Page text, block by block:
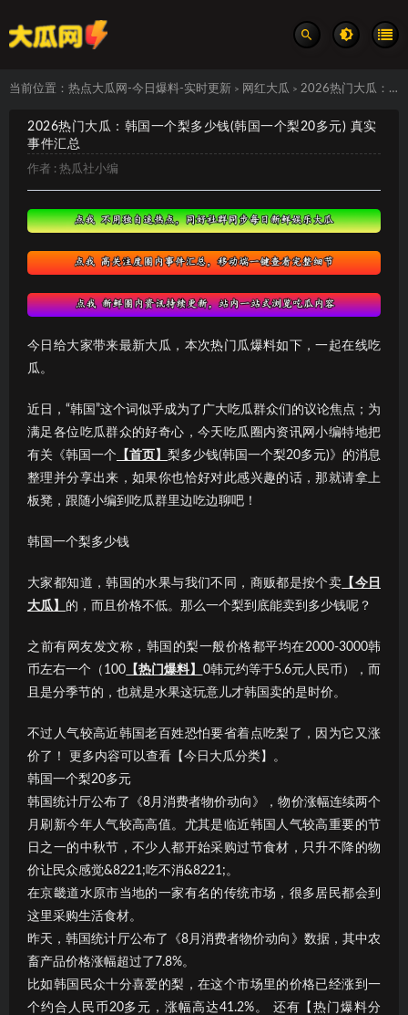
当前位置： 热点大瓜网-今日爆料-实时更新 > 网红大瓜 > 2026热门大瓜：韩国一个梨多少钱(韩国一个梨20多元) 真实事件汇总
2026热门大瓜：韩国一个梨多少钱(韩国一个梨20多元) 真实
事件汇总
作者 : 热瓜社小编
今日给大家带来最新大瓜，本次热门瓜爆料如下，一起在线吃
瓜。
近日，“韩国”这个词似乎成为了广大吃瓜群众们的议论焦点；为
满足各位吃瓜群众的好奇心，今天吃瓜圈内资讯网小编特地把
有关《韩国一个 【首页】 梨多少钱(韩国一个梨20多元)》的消息
整理并分享出来，如果你也恰好对此感兴趣的话，那就请拿上
板凳，跟随小编到吃瓜群里边吃边聊吧！
韩国一个梨多少钱
大家都知道，韩国的水果与我们不同，商贩都是按个卖 【今日
大瓜】 的，而且价格不低。那么一个梨到底能卖到多少钱呢？
之前有网友发文称，韩国的梨一般价格都平均在2000-3000韩
币左右一个（100 【热门爆料】 0韩元约等于5.6元人民币），而
且是分季节的，也就是水果这玩意儿才韩国卖的是时价。
不过人气较高近韩国老百姓恐怕要省着点吃梨了，因为它又涨
价了！ 更多内容可以查看【今日大瓜分类】。
韩国一个梨20多元
韩国统计厅公布了《8月消费者物价动向》，物价涨幅连续两个
月刷新今年人气较高高值。尤其是临近韩国人气较高重要的节
日之一的中秋节，不少人都开始采购过节食材，只升不降的物
价让民众感觉&8221;吃不消&8221;。
在京畿道水原市当地的一家有名的传统市场，很多居民都会到
这里采购生活食材。
昨天，韩国统计厅公布了《8月消费者物价动向》数据，其中农
畜产品价格涨幅超过了7.8%。
比如韩国民众十分喜爱的梨，在这个市场里的价格已经涨到一
个约合人民币20多元，涨幅高达41.2%。 还有【热门爆料分